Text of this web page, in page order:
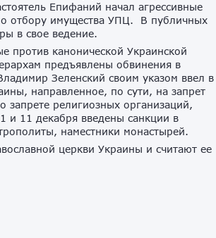
Епифаний начал агрессивные
отбору имущества УПЦ. В публичных
в свое ведение.
против канонической Украинской
предъявлены обвинения в
Зеленский своим указом ввел в
направленное, по сути, на запрет
запрете религиозных организаций,
и 11 декабря введены санкции в
наместники монастырей.
церкви Украины и считают ее